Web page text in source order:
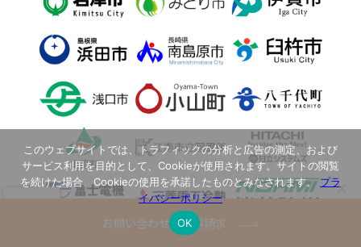
お問い合わせ・資料請求
このウェブサイトでは、トラフィックの分析と広告の測定、および
サービス利用を目的として、Cookieが使用されます。サイトの閲覧
を続けた場合、Cookieの使用を承諾したものとみなされます。プラ
イバシーポリシー
OK